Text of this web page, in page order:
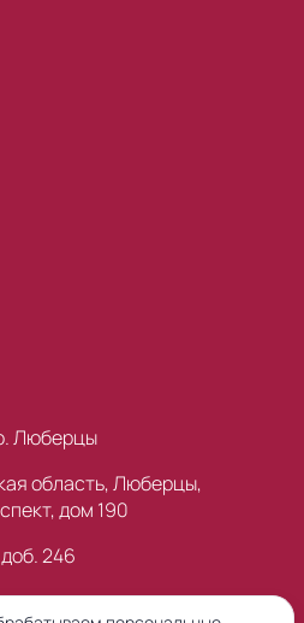
Люберцы
область, Люберцы,
дом 190
доб. 246